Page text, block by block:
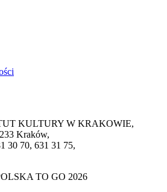
KULTURY W KRAKOWIE,
Kraków,
30 70, 631 31 75,
TO GO 2026